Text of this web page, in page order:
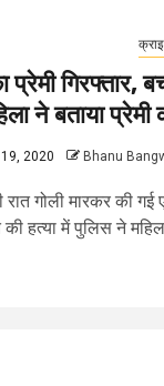
गिरफ्तार,
ने बताया प्रेमी
2020 Bhanu
गोली मारकर की गई
की हत्या में पुलिस ने